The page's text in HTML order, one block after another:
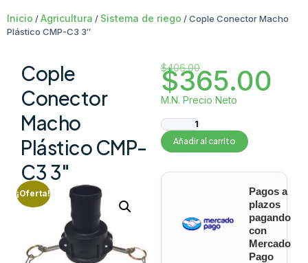
Inicio /Agricultura / Sistema de riego / Cople Conector Macho
Plástico CMP-C3 3″
Cople
Conector
Macho
Plástico CMP-
C3 3″
¡Oferta!
$406.00
$365.00
M.N. Precio Neto
Añadir al carrito
Pagos a
plazos
pagando
con
Mercado
Pago